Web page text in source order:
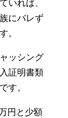
いれば、
にバレず
。
ッシング
証明書類
す。
円と少額